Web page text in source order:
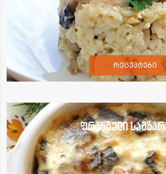
რეცეპტები
ფრანგული